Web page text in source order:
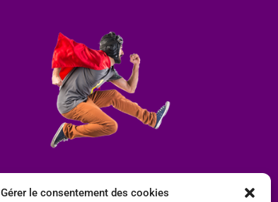
Gérer le consentement des cookies